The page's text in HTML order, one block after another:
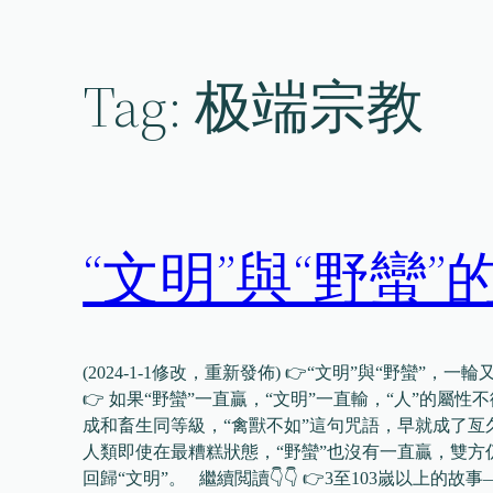
Tag:极端宗教
“文明”與“野蠻”
(2024-1-1修改，重新發佈) 👉“文明”與“野蠻”，一
👉 如果“野蠻”一直贏，“文明”一直輸，“人”的屬性
成和畜生同等級，“禽獸不如”這句咒語，早就成了
人類即使在最糟糕狀態，“野蠻”也沒有一直贏，雙
回歸“文明”。 繼續閲讀👇👇 👉3至103嵗以上的故